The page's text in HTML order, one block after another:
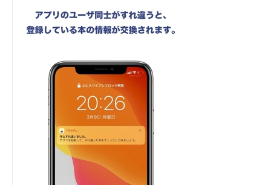
マーケ×ITの今がよく分かる
ITエンジニア向け専門サイト
企業向けIT製品の総合サイト
IT製品の技術・比較・事例
製造業のIT導入・活用を支援
モノづくり技術者専門サイト
エレクトロニクス専門サイト